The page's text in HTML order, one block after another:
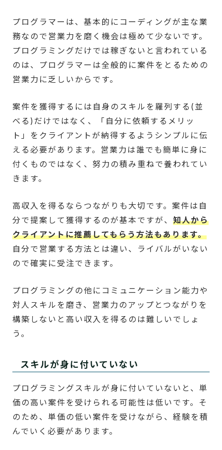
プログラマーは、基本的にコーディングが主な業
務なので営業力を磨く機会は極めて少ないです。
プログラミングだけでは稼ぎないと言われている
のは、プログラマーは全般的に案件をとるための
営業力に乏しいからです。
案件を獲得するには自身のスキルを羅列する(並
べる)だけではなく、「自分に依頼するメリッ
ト」をクライアントが納得するようシンプルに伝
える必要があります。営業力は誰でも簡単に身に
付くものではなく、努力の積み重ねで養われてい
きます。
高収入を得るならつながりも大切です。案件は自
分で提案して獲得するのが基本ですが、 知人から
クライアントに推薦してもらう方法もあります。
自分で営業する方法とは違い、ライバルがいない
ので確実に受注できます。
プログラミングの他にコミュニケーション能力や
対人スキルを磨き、営業力のアップとつながりを
構築しないと高い収入を得るのは難しいでしょ
う。
スキルが身に付いていない
プログラミングスキルが身に付いていないと、単
価の高い案件を受けられる可能性は低いです。そ
のため、単価の低い案件を受けながら、経験を積
んでいく必要があります。